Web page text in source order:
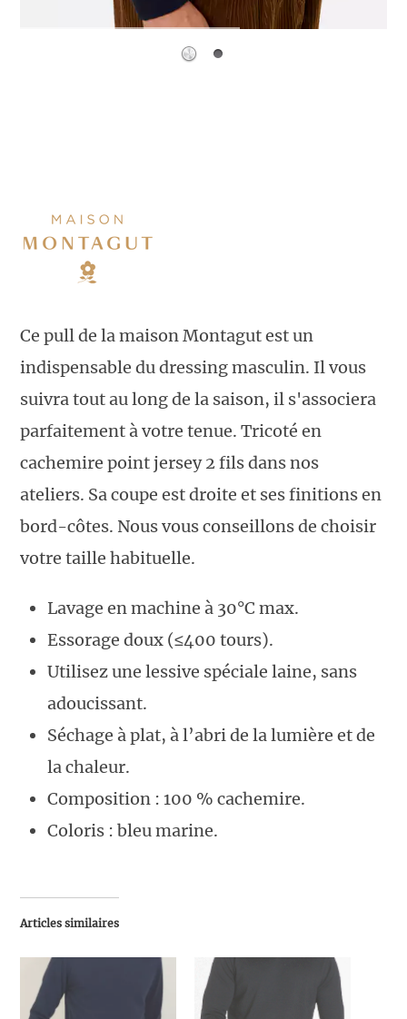
Ce pull de la maison Montagut est un
indispensable du dressing masculin. Il vous
suivra tout au long de la saison, il s'associera
parfaitement à votre tenue. Tricoté en
cachemire point jersey 2 fils dans nos
ateliers. Sa coupe est droite et ses finitions en
bord-côtes. Nous vous conseillons de choisir
votre taille habituelle.
Lavage en machine à 30°C max.
Essorage doux (≤400 tours).
Utilisez une lessive spéciale laine, sans
adoucissant.
Séchage à plat, à l’abri de la lumière et de
la chaleur.
Composition : 100 % cachemire.
Coloris : bleu marine.
Articles similaires